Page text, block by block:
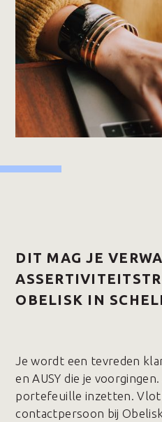
DIT MAG JE
OBELISK IN
Je wordt een tevreden
en AUSY die je
portefeuille inzetten.
contactpersoon bij